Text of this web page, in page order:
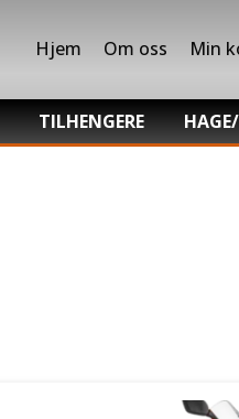
Hjem Om oss Min
TILHENGERE